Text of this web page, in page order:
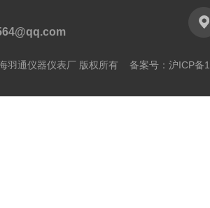
羽通仪器仪表厂 版权所有 备案号：沪ICP备